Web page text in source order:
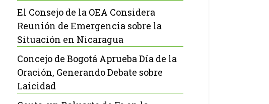
El Consejo de la OEA Considera
Reunión de Emergencia sobre la
Situación en Nicaragua
Concejo de Bogotá Aprueba Día de la
Oración, Generando Debate sobre
Laicidad